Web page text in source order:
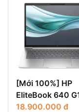
[Mới 100%] HP
EliteBook 640
(2024)
18.900.000 đ